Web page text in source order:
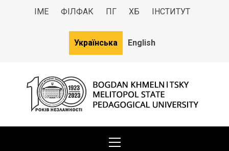
ІМЕ ФІЛФАК ПГ ХБ ІНСТИТУТ
Українська English
МДПУ